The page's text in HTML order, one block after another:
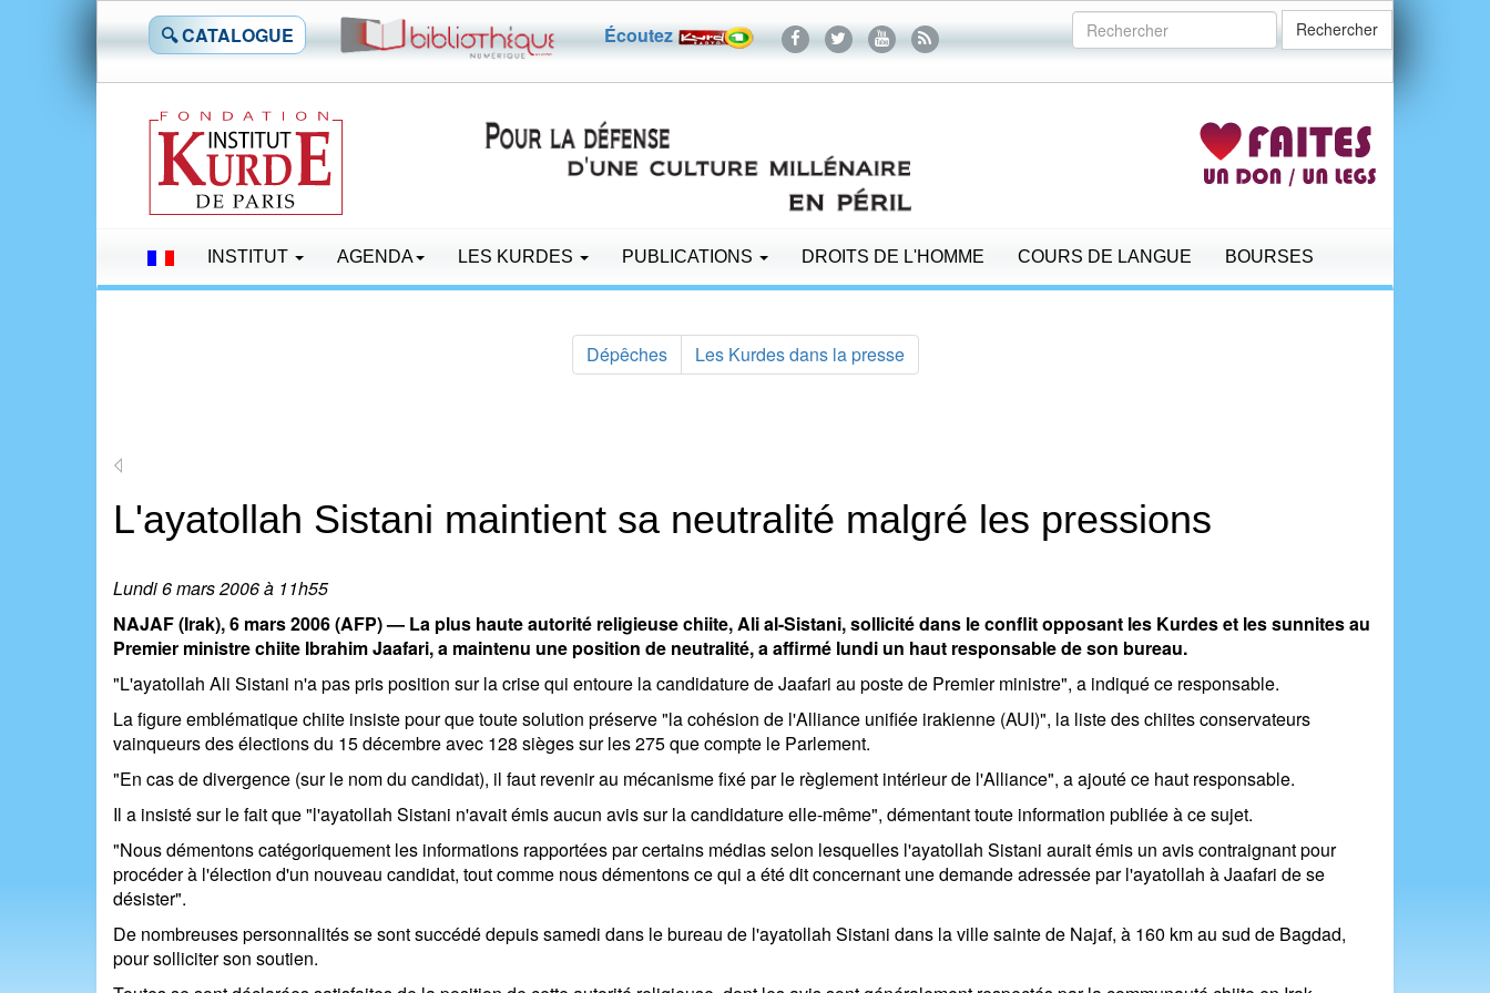
🔍 CATALOGUE Écoutez Rechercher
INSTITUT AGENDA LES KURDES PUBLICATIONS DROITS DE L'HOMME COURS DE LANGUE BOURSES
Dépêches Les Kurdes dans la presse
L'ayatollah Sistani maintient sa neutralité malgré les pressions
Lundi 6 mars 2006 à 11h55
NAJAF (Irak), 6 mars 2006 (AFP) — La plus haute autorité religieuse chiite, Ali al-Sistani, sollicité dans le conflit opposant les Kurdes et les sunnites au
Premier ministre chiite Ibrahim Jaafari, a maintenu une position de neutralité, a affirmé lundi un haut responsable de son bureau.
"L'ayatollah Ali Sistani n'a pas pris position sur la crise qui entoure la candidature de Jaafari au poste de Premier ministre", a indiqué ce responsable.
La figure emblématique chiite insiste pour que toute solution préserve "la cohésion de l'Alliance unifiée irakienne (AUI)", la liste des chiites conservateurs
vainqueurs des élections du 15 décembre avec 128 sièges sur les 275 que compte le Parlement.
"En cas de divergence (sur le nom du candidat), il faut revenir au mécanisme fixé par le règlement intérieur de l'Alliance", a ajouté ce haut responsable.
Il a insisté sur le fait que "l'ayatollah Sistani n'avait émis aucun avis sur la candidature elle-même", démentant toute information publiée à ce sujet.
"Nous démentons catégoriquement les informations rapportées par certains médias selon lesquelles l'ayatollah Sistani aurait émis un avis contraignant pour
procéder à l'élection d'un nouveau candidat, tout comme nous démentons ce qui a été dit concernant une demande adressée par l'ayatollah à Jaafari de se
désister".
De nombreuses personnalités se sont succédé depuis samedi dans le bureau de l'ayatollah Sistani dans la ville sainte de Najaf, à 160 km au sud de Bagdad,
pour solliciter son soutien.